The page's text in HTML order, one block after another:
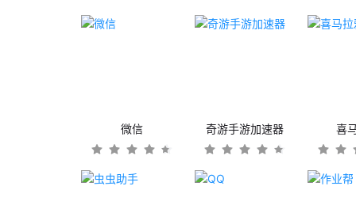
微信 奇游手游加速器 喜